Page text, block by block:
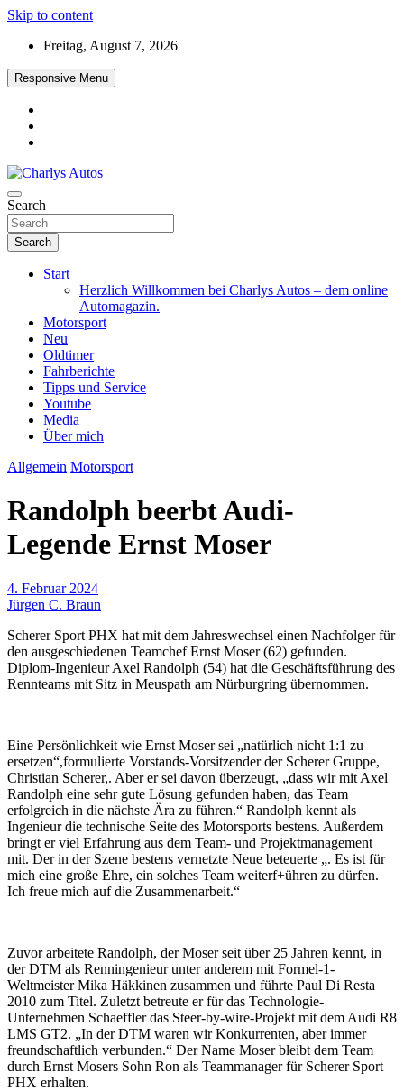
Skip to content
Freitag, August 7, 2026
Responsive Menu
Charlys Autos
Das neue Automagazin – global. regional. informativ. interaktiv
Search
Search
Start
Herzlich Willkommen bei Charlys Autos – dem online
Automagazin.
Motorsport
Neu
Oldtimer
Fahrberichte
Tipps und Service
Youtube
Media
Über mich
Allgemein Motorsport
Randolph beerbt Audi-
Legende Ernst Moser
4. Februar 2024
Jürgen C. Braun
Scherer Sport PHX hat mit dem Jahreswechsel einen Nachfolger für
den ausgeschiedenen Teamchef Ernst Moser (62) gefunden.
Diplom-Ingenieur Axel Randolph (54) hat die Geschäftsführung des
Rennteams mit Sitz in Meuspath am Nürburgring übernommen.
Eine Persönlichkeit wie Ernst Moser sei „natürlich nicht 1:1 zu
ersetzen“,formulierte Vorstands-Vorsitzender der Scherer Gruppe,
Christian Scherer,. Aber er sei davon überzeugt, „dass wir mit Axel
Randolph eine sehr gute Lösung gefunden haben, das Team
erfolgreich in die nächste Ära zu führen.“ Randolph kennt als
Ingenieur die technische Seite des Motorsports bestens. Außerdem
bringt er viel Erfahrung aus dem Team- und Projektmanagement
mit. Der in der Szene bestens vernetzte Neue beteuerte „. Es ist für
mich eine große Ehre, ein solches Team weiterf+ühren zu dürfen.
Ich freue mich auf die Zusammenarbeit.“
Zuvor arbeitete Randolph, der Moser seit über 25 Jahren kennt, in
der DTM als Renningenieur unter anderem mit Formel-1-
Weltmeister Mika Häkkinen zusammen und führte Paul Di Resta
2010 zum Titel. Zuletzt betreute er für das Technologie-
Unternehmen Schaeffler das Steer-by-wire-Projekt mit dem Audi R8
LMS GT2. „In der DTM waren wir Konkurrenten, aber immer
freundschaftlich verbunden.“ Der Name Moser bleibt dem Team
durch Ernst Mosers Sohn Ron als Teammanager für Scherer Sport
PHX erhalten.